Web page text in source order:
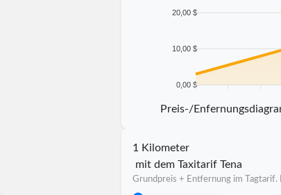
20,00 $
10,00 $
0,00 $
Preis-/
1 Kilometer
mit dem Taxitarif Tena
Grundpreis + Entfernung im Tagtarif.